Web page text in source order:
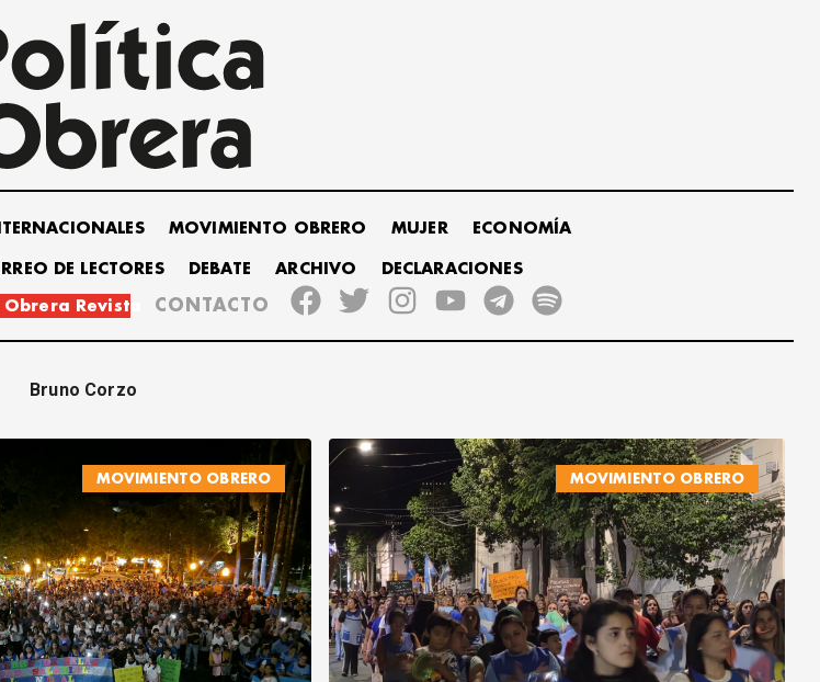
MOVIMIENTO OBRERO MUJER ECONOMÍA
DE LECTORES DEBATE ARCHIVO DECLARACIONES
Revista CONTACTO
Bruno Corzo
MOVIMIENTO OBRERO MOVIMIENTO OBRERO